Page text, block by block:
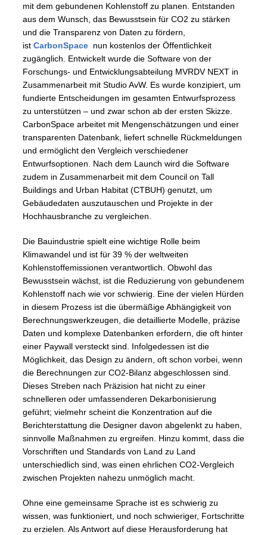
mit dem gebundenen Kohlenstoff zu planen. Entstanden
aus dem Wunsch, das Bewusstsein für CO2 zu stärken
und die Transparenz von Daten zu fördern,
ist CarbonSpace nun kostenlos der Öffentlichkeit
zugänglich. Entwickelt wurde die Software von der
Forschungs- und Entwicklungsabteilung MVRDV NEXT in
Zusammenarbeit mit Studio AvW. Es wurde konzipiert, um
fundierte Entscheidungen im gesamten Entwurfsprozess
zu unterstützen – und zwar schon ab der ersten Skizze.
CarbonSpace arbeitet mit Mengenschätzungen und einer
transparenten Datenbank, liefert schnelle Rückmeldungen
und ermöglicht den Vergleich verschiedener
Entwurfsoptionen. Nach dem Launch wird die Software
zudem in Zusammenarbeit mit dem Council on Tall
Buildings and Urban Habitat (CTBUH) genutzt, um
Gebäudedaten auszutauschen und Projekte in der
Hochhausbranche zu vergleichen.
Die Bauindustrie spielt eine wichtige Rolle beim
Klimawandel und ist für 39 % der weltweiten
Kohlenstoffemissionen verantwortlich. Obwohl das
Bewusstsein wächst, ist die Reduzierung von gebundenem
Kohlenstoff nach wie vor schwierig. Eine der vielen Hürden
in diesem Prozess ist die übermäßige Abhängigkeit von
Berechnungswerkzeugen, die detaillierte Modelle, präzise
Daten und komplexe Datenbanken erfordern, die oft hinter
einer Paywall versteckt sind. Infolgedessen ist die
Möglichkeit, das Design zu ändern, oft schon vorbei, wenn
die Berechnungen zur CO2-Bilanz abgeschlossen sind.
Dieses Streben nach Präzision hat nicht zu einer
schnelleren oder umfassenderen Dekarbonisierung
geführt; vielmehr scheint die Konzentration auf die
Berichterstattung die Designer davon abgelenkt zu haben,
sinnvolle Maßnahmen zu ergreifen. Hinzu kommt, dass die
Vorschriften und Standards von Land zu Land
unterschiedlich sind, was einen ehrlichen CO2-Vergleich
zwischen Projekten nahezu unmöglich macht.
Ohne eine gemeinsame Sprache ist es schwierig zu
wissen, was funktioniert, und noch schwieriger, Fortschritte
zu erzielen. Als Antwort auf diese Herausforderung hat